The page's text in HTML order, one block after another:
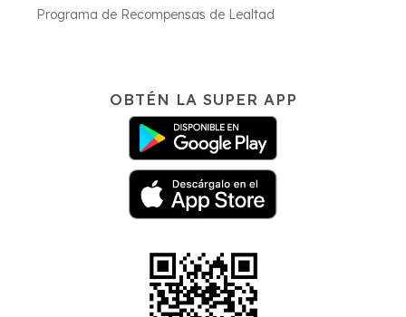
Programa de Recompensas de Lealtad
OBTÉN LA SUPER APP